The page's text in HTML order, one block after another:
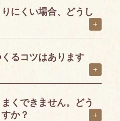
にくい場合、どうし
るコツはあります
くできません。どう
か？